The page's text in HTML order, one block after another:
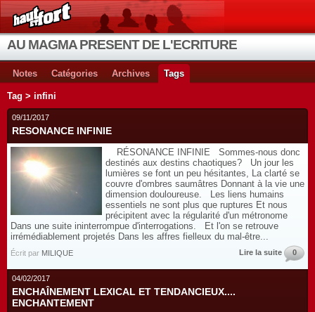
AU MAGMA PRESENT DE L'ECRITURE
Notes Catégories Archives Tags
Tag > infini
09/11/2017
RESONANCE INFINIE
RÉSONANCE INFINIE Sommes-nous donc
destinés aux destins chaotiques? Un jour les
lumières se font un peu hésitantes, La clarté se
couvre d'ombres saumâtres Donnant à la vie une
dimension douloureuse. Les liens humains
essentiels ne sont plus que ruptures Et nous
précipitent avec la régularité d'un métronome
Dans une suite ininterrompue d'interrogations. Et l'on se retrouve
irrémédiablement projetés Dans les affres fielleux du mal-être...
Écrit par MILIQUE Lire la suite 0
04/02/2017
ENCHAÎNEMENT LEXICAL ET TENDANCIEUX....
ENCHANTEMENT